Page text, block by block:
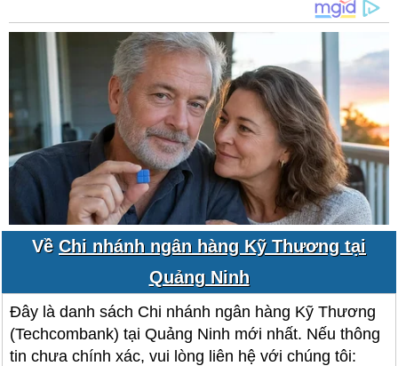
Về Chi nhánh ngân hàng Kỹ Thương tại
Quảng Ninh
Đây là danh sách Chi nhánh ngân hàng Kỹ Thương
(Techcombank) tại Quảng Ninh mới nhất. Nếu thông
tin chưa chính xác, vui lòng liên hệ với chúng tôi: